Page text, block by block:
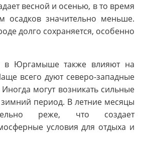
весной и осенью, в то время
осадков значительно меньше.
долго сохраняется, особенно
в Юргамыше также влияют на
всего дуют северо-западные
могут возникать сильные
период. В летние месяцы
реже, что создает
условия для отдыха и